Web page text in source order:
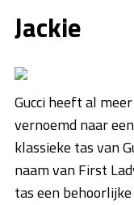
Jackie
Gucci heeft al
vernoemd naar
klassieke tas van
naam van First
tas een